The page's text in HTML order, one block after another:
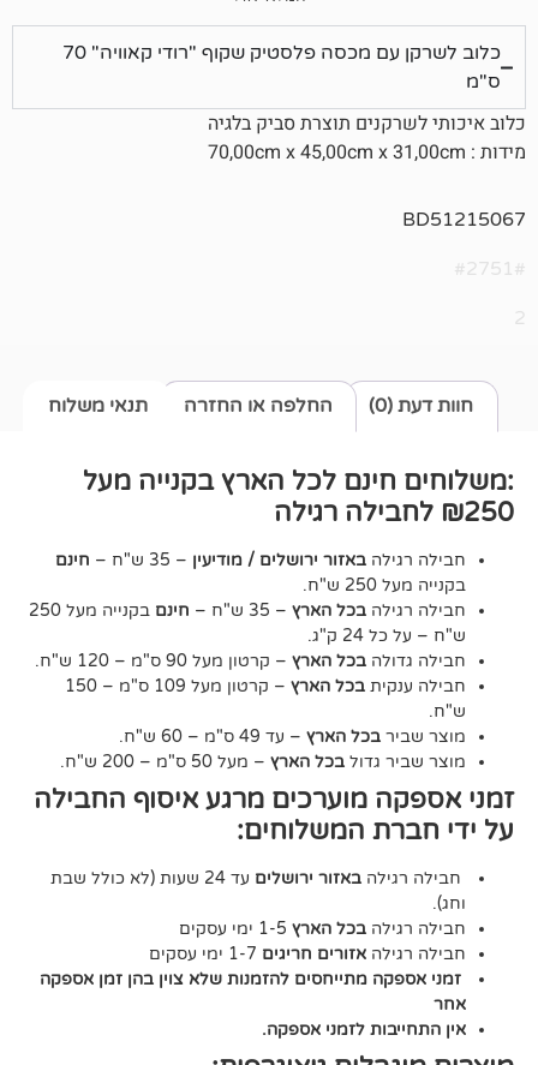
כלוב לשרקן עם מכסה פלסטיק שקוף "רודי קאוויה" 70
תוצרת סביק בלגיה
תנאי משלוח החלפה או החזרה
לכל הארץ בקנייה מעל
באזור ירושלים / מודיעין– 35 ש"ח –
חינם
בכל הארץ– 35 ש"ח – חינם
בקנייה מעל 250
בכל הארץ – קרטון מעל 90 ס"מ – 120 ש"ח.
בכל הארץ – קרטון מעל 109 ס"מ – 150
בכל הארץ– עד 49 ס"מ – 60 ש"ח.
גדול
בכל הארץ– מעל 50 ס"מ – 200 ש"ח.
מוערכים מרגע איסוף החבילה
המשלוחים:
באזור ירושלים עד 24 שעות (לא כולל שבת
בכל הארץ1-5 ימי עסקים
אזורים חריגים1-7 ימי עסקים
מתייחסים להזמנות שלא צוין בהן זמן אספקה
לזמני אספקה.